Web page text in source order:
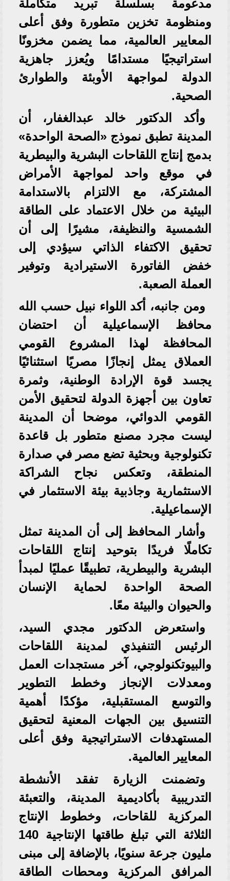
مدعومة بسلسلة تبريد متكاملة
ومنظومة تخزين متطورة وفق أعلى
المعايير العالمية، مما يضمن مخزونًا
استراتيجيًا مستدامًا ويُعزز جاهزية
الدولة لمواجهة الأوبئة والطوارئ
الصحية.
وأكد الدكتور خالد عبدالغفار، أن
المدينة تطبق نموذج «الصحة الواحدة»
بدمج إنتاج اللقاحات البشرية والبيطرية
في موقع واحد لمواجهة الأمراض
المشتركة، مع الالتزام بالاستدامة
البيئية من خلال الاعتماد على الطاقة
الشمسية والنظيفة، مشيرًا إلى أن
تحقيق الاكتفاء الذاتي سيؤدي إلى
خفض الفاتورة الاستيرادية وتوفير
العملة الصعبة.
ومن جانبه، أكد اللواء نبيل حسب الله
محافظ الإسماعيلية أن احتضان
المحافظة لهذا المشروع القومي
العملاق يمثل إنجازًا مصريًا استثنائيًا
يجسد قوة الإرادة الوطنية، وثمرة
تعاون بين أجهزة الدولة لتحقيق الأمن
القومي الدوائي، موضحا أن المدينة
ليست مجرد مصنع متطور بل قاعدة
تكنولوجية وبحثية تضع مصر في صدارة
المنطقة، وتعكس نجاح الشراكة
الاستثمارية وجاذبية بيئة الاستثمار في
الإسماعيلية.
وأشار المحافظ إلى أن المدينة تمثل
تكاملًا فريدًا بتوحيد إنتاج اللقاحات
البشرية والبيطرية، تطبيقًا عمليًا لمبدأ
الصحة الواحدة لحماية الإنسان
والحيوان والبيئة معًا.
واستعرض الدكتور مجدي السيد،
الرئيس التنفيذي لمدينة اللقاحات
والبيوتكنولوجي، آخر مستجدات العمل
ومعدلات الإنجاز وخطط التطوير
والتوسع المستقبلية، مؤكدًا أهمية
التنسيق بين الجهات المعنية لتحقيق
المستهدفات الاستراتيجية وفق أعلى
المعايير العالمية.
وتضمنت الزيارة تفقد الأنشطة
التدريبية بأكاديمية المدينة، والتعبئة
المركزية للقاحات، وخطوط الإنتاج
الثلاثة التي تبلغ طاقتها الإنتاجية 140
مليون جرعة سنويًا، بالإضافة إلى مبنى
المرافق المركزية ومحطات الطاقة